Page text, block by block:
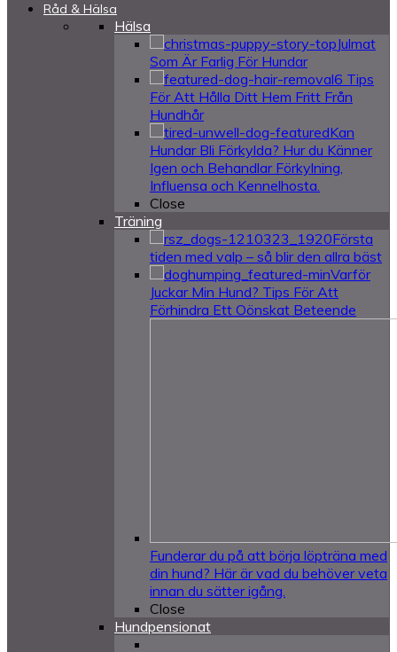
Råd & Hälsa
Hälsa
Julmat
Som Är Farlig För Hundar
6 Tips
För Att Hålla Ditt Hem Fritt Från
Hundhår
Kan
Hundar Bli Förkylda? Hur du Känner
Igen och Behandlar Förkylning,
Influensa och Kennelhosta.
Close
Träning
Första
tiden med valp – så blir den allra bäst
Varför
Juckar Min Hund? Tips För Att
Förhindra Ett Oönskat Beteende
Funderar du på att börja löpträna med
din hund? Här är vad du behöver veta
innan du sätter igång.
Close
Hundpensionat